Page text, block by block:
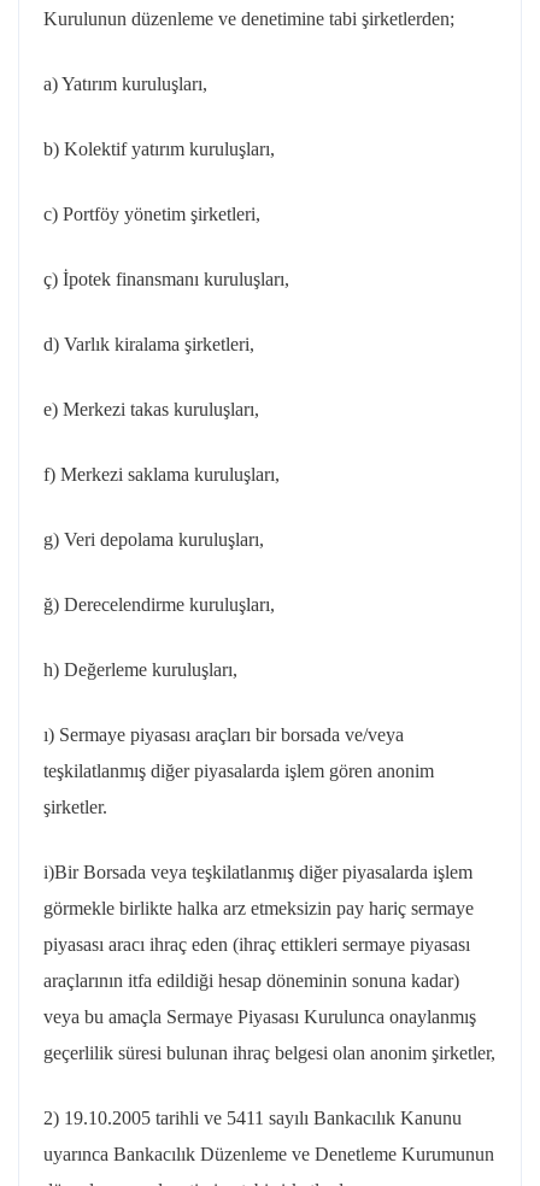
Kurulunun düzenleme ve denetimine tabi şirketlerden;
a) Yatırım kuruluşları,
b) Kolektif yatırım kuruluşları,
c) Portföy yönetim şirketleri,
ç) İpotek finansmanı kuruluşları,
d) Varlık kiralama şirketleri,
e) Merkezi takas kuruluşları,
f) Merkezi saklama kuruluşları,
g) Veri depolama kuruluşları,
ğ) Derecelendirme kuruluşları,
h) Değerleme kuruluşları,
ı) Sermaye piyasası araçları bir borsada ve/veya
teşkilatlanmış diğer piyasalarda işlem gören anonim
şirketler.
i)Bir Borsada veya teşkilatlanmış diğer piyasalarda işlem
görmekle birlikte halka arz etmeksizin pay hariç sermaye
piyasası aracı ihraç eden (ihraç ettikleri sermaye piyasası
araçlarının itfa edildiği hesap döneminin sonuna kadar)
veya bu amaçla Sermaye Piyasası Kurulunca onaylanmış
geçerlilik süresi bulunan ihraç belgesi olan anonim şirketler,
2) 19.10.2005 tarihli ve 5411 sayılı Bankacılık Kanunu
uyarınca Bankacılık Düzenleme ve Denetleme Kurumunun